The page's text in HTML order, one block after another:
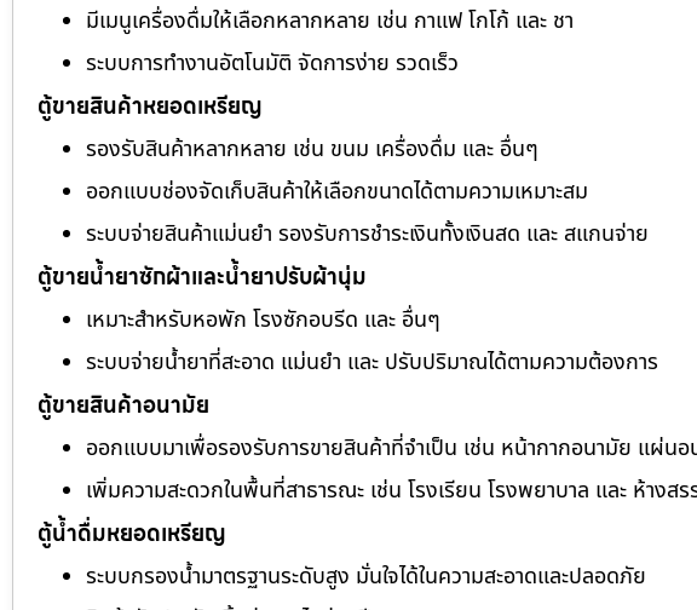
มีเมนูเครื่องดื่มให้เลือกหลากหลาย เช่น กาแฟ โกโก้ และ ชา
ระบบการทำงานอัตโนมัติ จัดการง่าย รวดเร็ว
ตู้ขายสินค้าหยอดเหรียญ
รองรับสินค้าหลากหลาย เช่น ขนม เครื่องดื่ม และ อื่นๆ
ออกแบบช่องจัดเก็บสินค้าให้เลือกขนาดได้ตามความเหมาะสม
ระบบจ่ายสินค้าแม่นยำ รองรับการชำระเงินทั้งเงินสด และ สแกนจ่าย
ตู้ขายน้ำยาซักผ้าและน้ำยาปรับผ้านุ่ม
เหมาะสำหรับหอพัก โรงซักอบรีด และ อื่นๆ
ระบบจ่ายน้ำยาที่สะอาด แม่นยำ และ ปรับปริมาณได้ตามความต้องการ
ตู้ขายสินค้าอนามัย
ออกแบบมาเพื่อรองรับการขายสินค้าที่จำเป็น เช่น หน้ากากอนามัย แผ่น
เพิ่มความสะดวกในพื้นที่สาธารณะ เช่น โรงเรียน โรงพยาบาล และ ห้างส
ตู้น้ำดื่มหยอดเหรียญ
ระบบกรองน้ำมาตรฐานระดับสูง มั่นใจได้ในความสะอาดและปลอดภัย